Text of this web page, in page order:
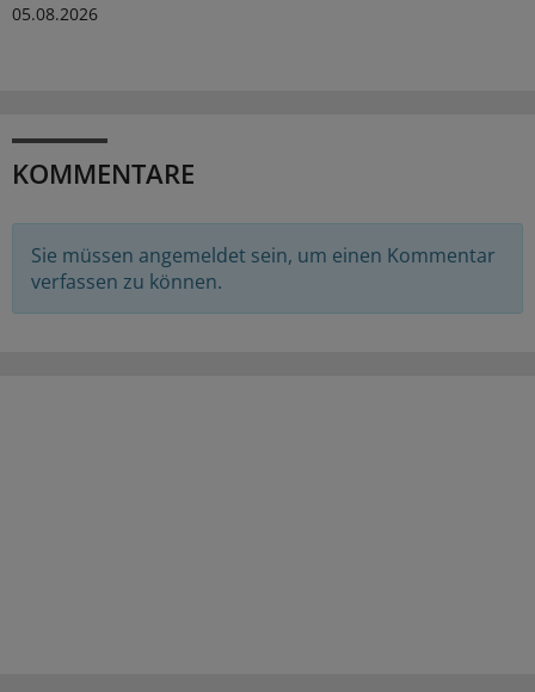
05.08.2026
KOMMENTARE
Sie müssen angemeldet sein, um einen Kommentar
verfassen zu können.